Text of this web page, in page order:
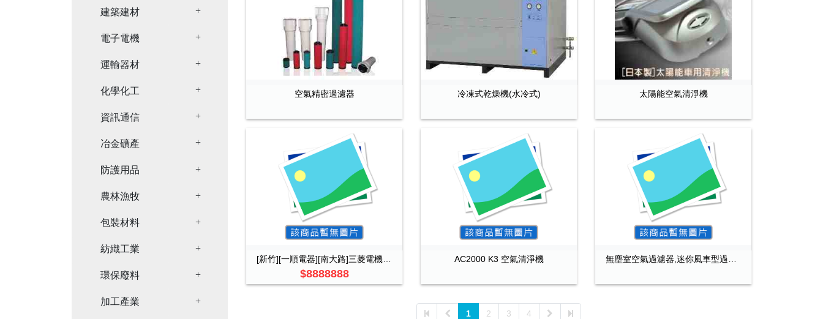
建築建材 Toggle Dropdown
電子電機 Toggle Dropdown
運輸器材 Toggle Dropdown
化學化工 Toggle Dropdown
資訊通信 Toggle Dropdown
冶金礦產 Toggle Dropdown
防護用品 Toggle Dropdown
農林漁牧 Toggle Dropdown
包裝材料 Toggle Dropdown
紡織工業 Toggle Dropdown
環保廢料 Toggle Dropdown
加工產業 Toggle Dropdown
空氣精密過濾器 冷凍式乾燥機(水冷式) 太陽能空氣清淨機
$8888888
AC2000 K3 空氣清淨機
1 2 3 4